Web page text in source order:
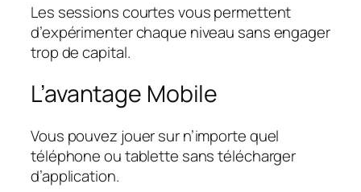
Les sessions courtes vous permettent
d’expérimenter chaque niveau sans engager
trop de capital.
L’avantage Mobile
Vous pouvez jouer sur n’importe quel
téléphone ou tablette sans télécharger
d’application.